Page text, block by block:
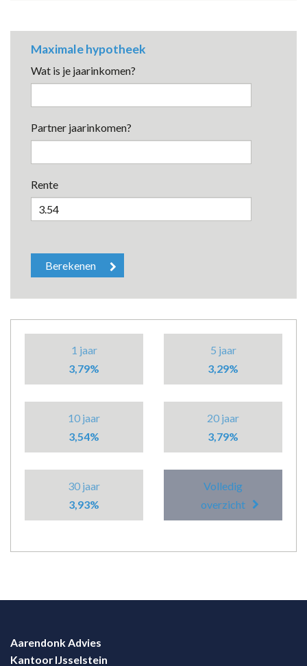
Maximale hypotheek
Wat is je jaarinkomen?
Partner jaarinkomen?
Rente
1 jaar
3,79%
5 jaar
3,29%
10 jaar
3,54%
20 jaar
3,79%
30 jaar
3,93%
Volledig
overzicht
Aarendonk Advies
Kantoor IJsselstein